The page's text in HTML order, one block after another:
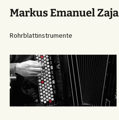
Markus Emanuel Zaja
Rohrblattinstrumente